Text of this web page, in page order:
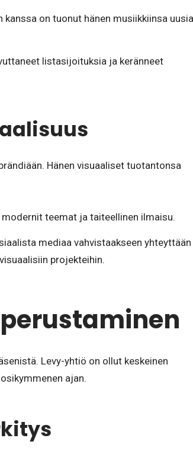
on tuonut hänen musiikkiinsa uusia
listasijoituksia ja keränneet
Hänen visuaaliset tuotantonsa
teemat ja taiteellinen ilmaisu.
mediaa vahvistaakseen yhteyttään
projekteihin.
Levy-yhtiö on ollut keskeinen
ajan.